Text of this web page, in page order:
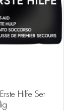
Hilfe Set